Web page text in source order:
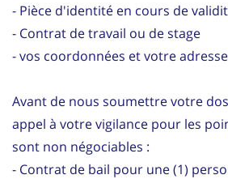
- Pièce d'identité en cours de
- Contrat de travail ou de stage
- vos coordonnées et votre
Avant de nous soumettre votre
appel à votre vigilance pour les
sont non négociables :
- Contrat de bail pour une (1)